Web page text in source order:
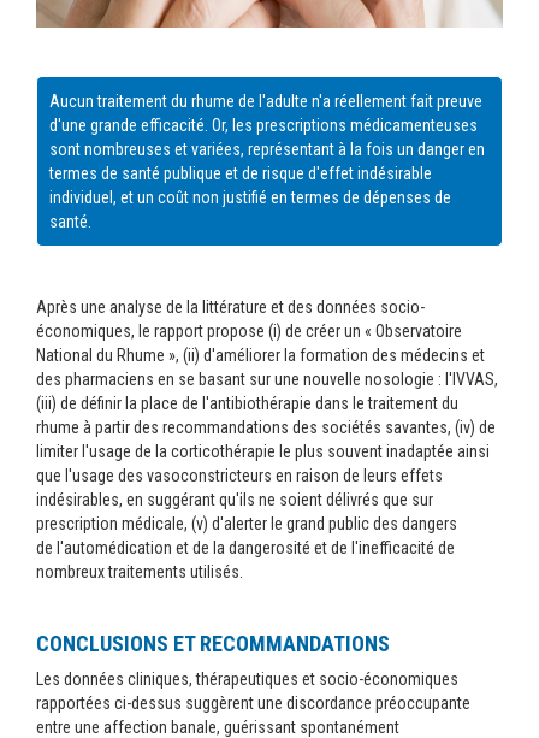
Aucun traitement du rhume de l'adulte n'a réellement fait preuve
d'une grande efficacité. Or, les prescriptions médicamenteuses
sont nombreuses et variées, représentant à la fois un danger en
termes de santé publique et de risque d'effet indésirable
individuel, et un coût non justifié en termes de dépenses de
santé.
Après une analyse de la littérature et des données socio-
économiques, le rapport propose (i) de créer un « Observatoire
National du Rhume », (ii) d'améliorer la formation des médecins et
des pharmaciens en se basant sur une nouvelle nosologie : l'IVVAS,
(iii) de définir la place de l'antibiothérapie dans le traitement du
rhume à partir des recommandations des sociétés savantes, (iv) de
limiter l'usage de la corticothérapie le plus souvent inadaptée ainsi
que l'usage des vasoconstricteurs en raison de leurs effets
indésirables, en suggérant qu'ils ne soient délivrés que sur
prescription médicale, (v) d'alerter le grand public des dangers
de l'automédication et de la dangerosité et de l'inefficacité de
nombreux traitements utilisés.
CONCLUSIONS ET RECOMMANDATIONS
Les données cliniques, thérapeutiques et socio-économiques
rapportées ci-dessus suggèrent une discordance préoccupante
entre une affection banale, guérissant spontanément